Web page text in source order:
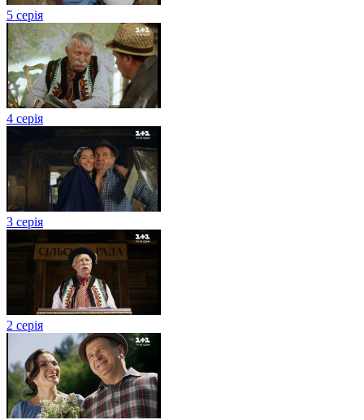
5 серія
4 серія
3 серія
2 серія